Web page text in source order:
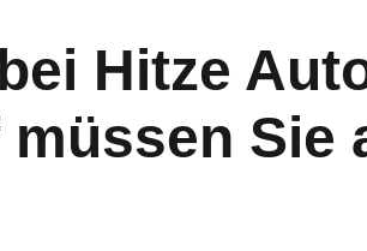
Hitze
Sie